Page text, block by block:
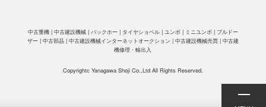
中古重機 | 中古建設機械 | バックホー | タイヤショベル | ユンボ | ミニユンボ | ブルドー
ザー | 中古部品 | 中古建設機械インターネットオークション | 中古建設機械売買 | 中古建
機修理・輸出入
Copyrightc Yanagawa Shoji Co.,Ltd All Rights Reserved.